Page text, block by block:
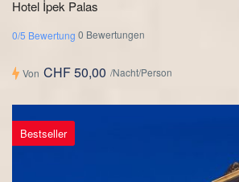
Hotel İpek Palas
0/5 Bewertung 0 Bewertungen
Von CHF 50,00 /Nacht/Person
Bestseller